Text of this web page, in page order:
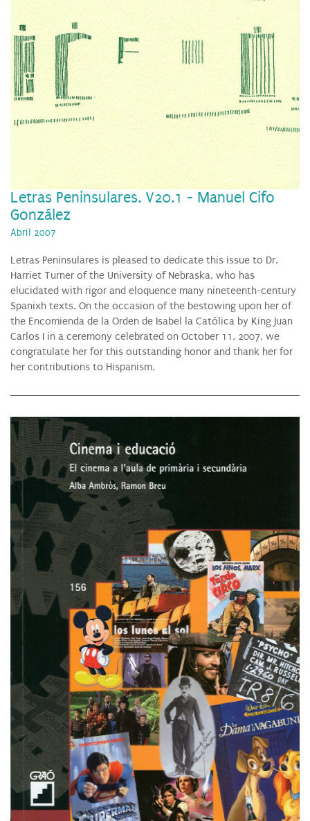
Letras Peninsulares. V20.1 - Manuel Cifo
González
Abril 2007
Letras Peninsulares is pleased to dedicate this issue to Dr.
Harriet Turner of the University of Nebraska, who has
elucidated with rigor and eloquence many nineteenth-century
Spanixh texts. On the occasion of the bestowing upon her of
the Encomienda de la Orden de Isabel la Católica by King Juan
Carlos I in a ceremony celebrated on October 11, 2007, we
congratulate her for this outstanding honor and thank her for
her contributions to Hispanism.